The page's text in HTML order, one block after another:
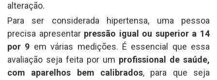
alteração.
Para ser considerada hipertensa, uma pessoa
precisa apresentar pressão igual ou superior a 14
por 9 em várias medições. É essencial que essa
avaliação seja feita por um profissional de saúde,
com aparelhos bem calibrados, para que seja